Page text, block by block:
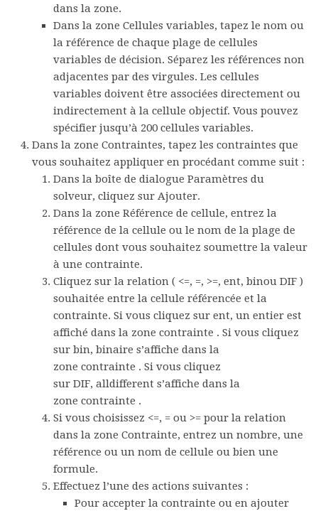
dans la zone.
Dans la zone Cellules variables, tapez le nom ou
la référence de chaque plage de cellules
variables de décision. Séparez les références non
adjacentes par des virgules. Les cellules
variables doivent être associées directement ou
indirectement à la cellule objectif. Vous pouvez
spécifier jusqu’à 200 cellules variables.
Dans la zone Contraintes, tapez les contraintes que
vous souhaitez appliquer en procédant comme suit :
Dans la boîte de dialogue Paramètres du
solveur, cliquez sur Ajouter.
Dans la zone Référence de cellule, entrez la
référence de la cellule ou le nom de la plage de
cellules dont vous souhaitez soumettre la valeur
à une contrainte.
Cliquez sur la relation ( <=, =, >=, ent, binou DIF )
souhaitée entre la cellule référencée et la
contrainte. Si vous cliquez sur ent, un entier est
affiché dans la zone contrainte . Si vous cliquez
sur bin, binaire s’affiche dans la
zone contrainte . Si vous cliquez
sur DIF, alldifferent s’affiche dans la
zone contrainte .
Si vous choisissez <=, = ou >= pour la relation
dans la zone Contrainte, entrez un nombre, une
référence ou un nom de cellule ou bien une
formule.
Effectuez l’une des actions suivantes :
Pour accepter la contrainte ou en ajouter